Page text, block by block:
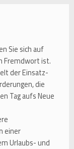
Sie sich auf
Fremdwort ist.
der Einsatz-
die
Tag aufs Neue
einer
Urlaubs- und